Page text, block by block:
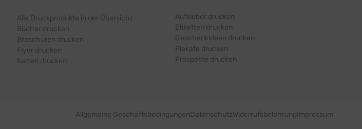
Alle Druckprodukte in der Übersicht
Bücher drucken
Broschüren drucken
Flyer drucken
Karten drucken
Aufkleber drucken
Etiketten drucken
Geschenkideen drucken
Plakate drucken
Prospekte drucken
Allgemeine GeschäftsbedingungenDatenschutzWiderrufsbelehrungImpressum